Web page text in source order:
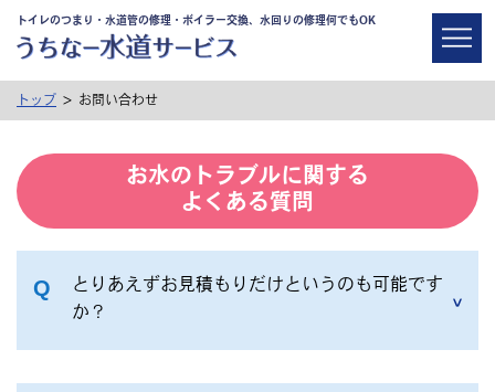
トイレのつまり・水道管の修理・ボイラー交換、水回りの修理何でもOK
トップ > お問い合わせ
お水のトラブルに関する
よくある質問
とりあえずお見積もりだけというのも可能です
か？